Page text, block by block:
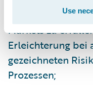
Use
Die speziellen
Markets zu
Erleichterung bei
gezeichneten
Prozessen;